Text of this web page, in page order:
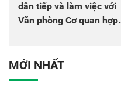
dân tiếp và làm việc với
Văn phòng Cơ quan hợp
MỚI NHẤT